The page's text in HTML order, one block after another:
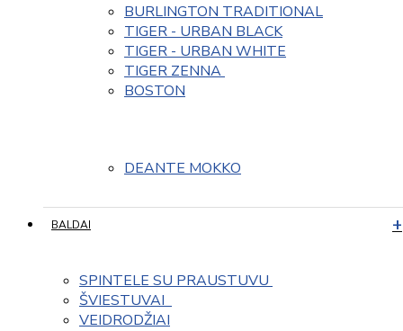
BURLINGTON TRADITIONAL
TIGER - URBAN BLACK
TIGER - URBAN WHITE
TIGER ZENNA
BOSTON
DEANTE MOKKO
BALDAI
SPINTELE SU PRAUSTUVU
ŠVIESTUVAI
VEIDRODŽIAI